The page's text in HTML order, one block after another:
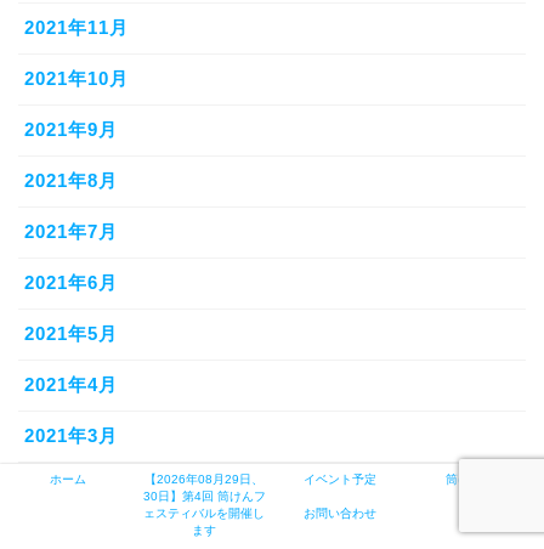
2021年11月
2021年10月
2021年9月
2021年8月
2021年7月
2021年6月
2021年5月
2021年4月
2021年3月
2021年2月
ホーム
【2026年08月29日、
30日】第4回 筒けんフ
ェスティバルを開催し
ます
イベント予定 筒けんとは
お問い合わせ